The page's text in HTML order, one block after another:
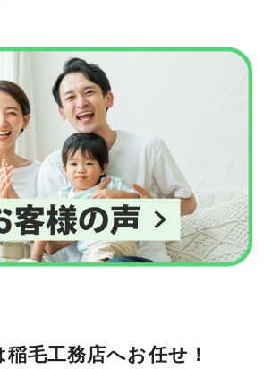
毛工務店へお任せ！